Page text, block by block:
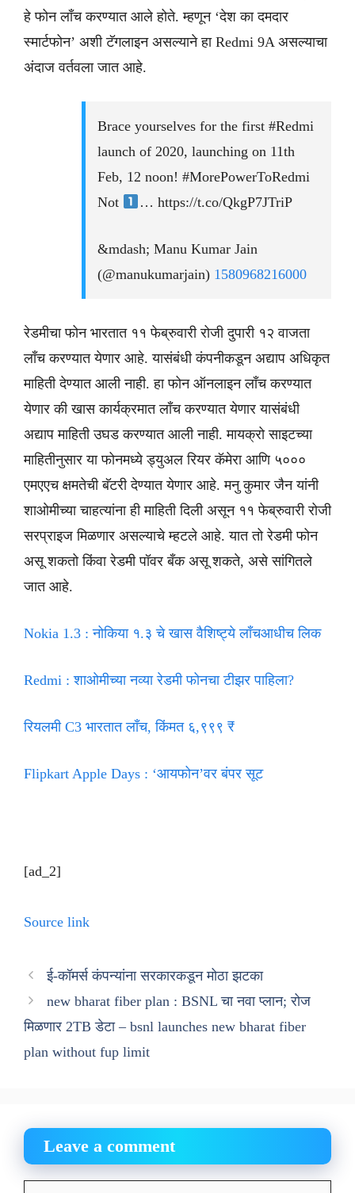
हे फोन लाँच करण्यात आले होते. म्हणून ‘देश का दमदार
स्मार्टफोन’ अशी टॅगलाइन असल्याने हा Redmi 9A असल्याचा
अंदाज वर्तवला जात आहे.
Brace yourselves for the first #Redmi
launch of 2020, launching on 11th
Feb, 12 noon! #MorePowerToRedmi
Not
… https://t.co/QkgP7JTriP
&mdash; Manu Kumar Jain
(@manukumarjain) 1580968216000
रेडमीचा फोन भारतात ११ फेब्रुवारी रोजी दुपारी १२ वाजता
लाँच करण्यात येणार आहे. यासंबंधी कंपनीकडून अद्याप अधिकृत
माहिती देण्यात आली नाही. हा फोन ऑनलाइन लाँच करण्यात
येणार की खास कार्यक्रमात लाँच करण्यात येणार यासंबंधी
अद्याप माहिती उघड करण्यात आली नाही. मायक्रो साइटच्या
माहितीनुसार या फोनमध्ये ड्युअल रियर कॅमेरा आणि ५०००
एमएएच क्षमतेची बॅटरी देण्यात येणार आहे. मनु कुमार जैन यांनी
शाओमीच्या चाहत्यांना ही माहिती दिली असून ११ फेब्रुवारी रोजी
सरप्राइज मिळणार असल्याचे म्हटले आहे. यात तो रेडमी फोन
असू शकतो किंवा रेडमी पॉवर बँक असू शकते, असे सांगितले
जात आहे.
Nokia 1.3 : नोकिया १.३ चे खास वैशिष्ट्ये लाँचआधीच लिक
Redmi : शाओमीच्या नव्या रेडमी फोनचा टीझर पाहिला?
रियलमी C3 भारतात लाँच, किंमत ६,९९९ ₹
Flipkart Apple Days : ‘आयफोन’वर बंपर सूट
[ad_2]
Source link
ई-कॉमर्स कंपन्यांना सरकारकडून मोठा झटका
new bharat fiber plan : BSNL चा नवा प्लान; रोज
मिळणार 2TB डेटा – bsnl launches new bharat fiber
plan without fup limit
Leave a comment